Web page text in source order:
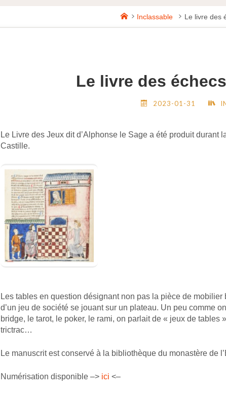
HomeInclassable Le livre des
Le livre des
2023-01-31
Le Livre des Jeux dit d’Alphonse le Sage a été produit durant
Castille.
Les tables en question désignant non pas la pièce de
d’un jeu de société se jouant sur un plateau. Un peu comme
bridge, le tarot, le poker, le rami, on parlait de « jeux de
trictrac…
Le manuscrit est conservé à la bibliothèque du monastère de
Numérisation disponible –> ici <–